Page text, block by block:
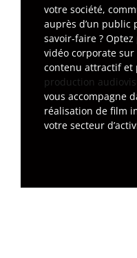
votre société,
auprès d’un public
savoir-faire ?
vidéo corporate
contenu attractif et
production
vous accompagne
réalisation de film
votre secteur